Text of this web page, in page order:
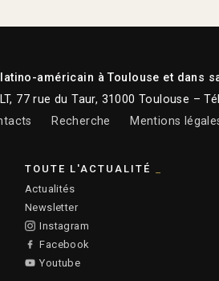
américain à Toulouse et dans
77 rue du Taur, 31000 Toulouse –
Recherche Mentions
TOUTE L'ACTUALITÉ
Actualités
Newsletter
Instagram
Facebook
Youtube